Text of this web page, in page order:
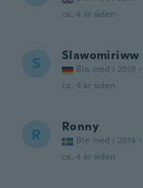
ca. 4 år siden
S Slawomiriww
Ble med i 2019 ·
ca. 4 år siden
R Ronny
Ble med i 2014 ·
ca. 4 år siden